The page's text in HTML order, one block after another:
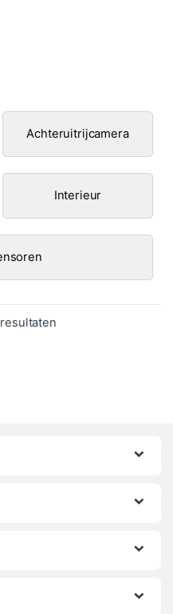
Achteruitrijcamera
Interieur
Gesorteerd op